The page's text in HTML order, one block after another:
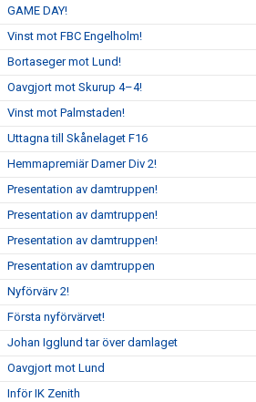
GAME DAY!
Vinst mot FBC Engelholm!
Bortaseger mot Lund!
Oavgjort mot Skurup 4–4!
Vinst mot Palmstaden!
Uttagna till Skånelaget F16
Hemmapremiär Damer Div 2!
Presentation av damtruppen!
Presentation av damtruppen!
Presentation av damtruppen!
Presentation av damtruppen
Nyförvärv 2!
Första nyförvärvet!
Johan Igglund tar över damlaget
Oavgjort mot Lund
Inför IK Zenith